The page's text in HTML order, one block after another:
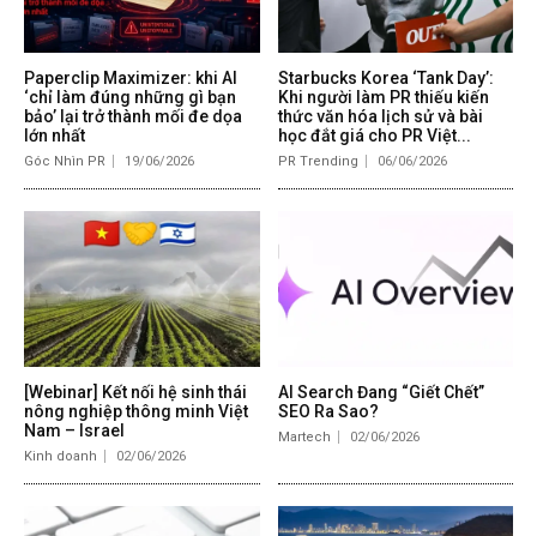
Paperclip Maximizer: khi AI
‘chỉ làm đúng những gì bạn
bảo’ lại trở thành mối đe dọa
lớn nhất
Góc Nhìn PR 19/06/2026
Starbucks Korea ‘Tank Day’:
Khi người làm PR thiếu kiến
thức văn hóa lịch sử và bài
học đắt giá cho PR Việt...
PR Trending 06/06/2026
[Webinar] Kết nối hệ sinh thái
nông nghiệp thông minh Việt
Nam – Israel
Kinh doanh 02/06/2026
AI Search Đang “Giết Chết”
SEO Ra Sao?
Martech 02/06/2026